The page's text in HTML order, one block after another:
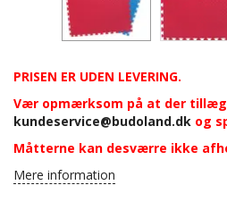
PRISEN ER UDEN LEVERING.
Vær opmærksom på at der
kundeservice@budoland.dk og
Måtterne kan desværre ikke
Mere information